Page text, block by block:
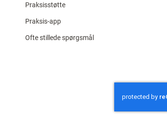
Praksisstøtte
Praksis-app
Ofte stillede spørgsmål